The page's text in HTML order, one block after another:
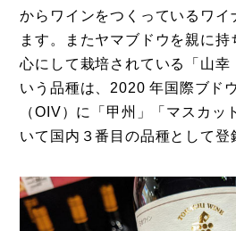
からワインをつくっているワイ
ます。またヤマブドウを親に持
心にして栽培されている「山幸
いう品種は、2020 年国際ブド
（OIV）に「甲州」「マスカッ
いて国内３番目の品種として登